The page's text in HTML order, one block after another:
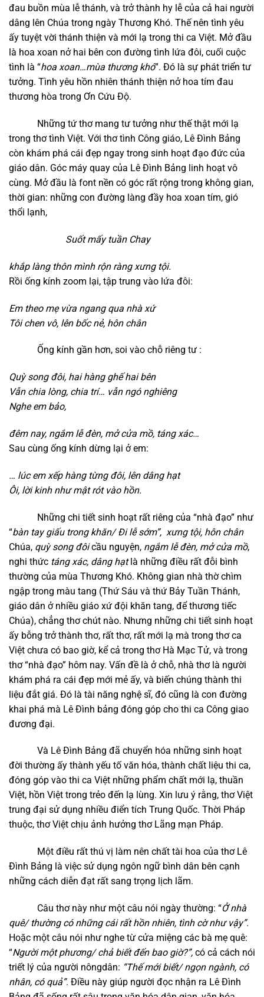
đau buồn mùa lễ thánh, và trở thành hy lễ của cả hai người
dâng lên Chúa trong ngày Thương Khó. Thế nên tình yêu
ấy tuyệt vời thánh thiện và mới lạ trong thi ca Việt. Mở đầu
là hoa xoan nở hai bên con đường tình lứa đôi, cuối cuộc
tình là “hoa xoan…mùa thương khó”. Đó là sự phát triển tư
tưởng. Tình yêu hồn nhiên thánh thiện nở hoa tím đau
thương hòa trong Ơn Cứu Độ.
Những tứ thơ mang tư tưởng như thế thật mới lạ
trong thơ tình Việt. Với thơ tình Công giáo, Lê Đình Bảng
còn khám phá cái đẹp ngay trong sinh hoạt đạo đức của
giáo dân. Góc máy quay của Lê Đình Bảng linh hoạt vô
cùng. Mở đầu là font nền có góc rất rộng trong không gian,
thời gian: những con đường làng đầy hoa xoan tím, gió
thổi lạnh,
Suốt mấy tuần Chay
khắp làng thôn mình rộn ràng xưng tội.
Rồi ống kính zoom lại, tập trung vào lứa đôi:
Em theo mẹ vừa ngang qua nhà xứ
Tôi chen vô, lên bốc nẻ, hôn chân
Ống kính gần hơn, soi vào chỗ riêng tư :
Quỳ song đôi, hai hàng ghế hai bên
Vẫn chia lòng, chia trí… vẫn ngó nghiêng
Nghe em bảo,
đêm nay, ngắm lễ đèn, mở cửa mồ, táng xác…
Sau cùng ống kính dừng lại ở em:
… lúc em xếp hàng từng đôi, lên dâng hạt
Ôi, lời kinh như mật rót vào hồn.
Những chi tiết sinh hoạt rất riêng của “nhà đạo” như
“bàn tay giấu trong khăn/ Đi lễ sớm”, xưng tội, hôn chân
Chúa, quỳ song đôicầu nguyện, ngắm lễ đèn, mở cửa mồ,
nghi thức táng xác, dâng hạtlà những điều rất đỗi bình
thường của mùa Thương Khó. Không gian nhà thờ chìm
ngập trong màu tang (Thứ Sáu và thứ Bảy Tuần Thánh,
giáo dân ở nhiều giáo xứ đội khăn tang, để thương tiếc
Chúa), chẳng thơ chút nào. Nhưng những chi tiết sinh hoạt
ấy bỗng trở thành thơ, rất thơ, rất mới lạ mà trong thơ ca
Việt chưa có bao giờ, kể cả trong thơ Hà Mạc Tử, và trong
thơ “nhà đạo” hôm nay. Vấn đề là ở chỗ, nhà thơ là người
khám phá ra cái đẹp mới mẻ ấy, và biến chúng thành thi
liệu đắt giá. Đó là tài năng nghệ sĩ, đó cũng là con đường
khai phá mà Lê Đình bảng đóng góp cho thi ca Công giao
đương đại.
Và Lê Đình Bảng đã chuyển hóa những sinh hoạt
đời thường ấy thành yếu tố văn hóa, thành chất liệu thi ca,
đóng góp vào thi ca Việt những phẩm chất mới lạ, thuần
Việt, hồn Việt trong trẻo đến lạ lùng. Xin lưu ý rằng, thơ Việt
trung đại sử dụng nhiều điển tích Trung Quốc. Thời Pháp
thuộc, thơ Việt chịu ảnh hưởng thơ Lãng mạn Pháp.
Một điều rất thú vị làm nên chất tài hoa của thơ Lê
Đình Bảng là việc sử dụng ngôn ngữ bình dân bên cạnh
những cách diễn đạt rất sang trọng lịch lãm.
Câu thơ này như một câu nói ngày thường: “Ở nhà
quê/ thường có những cái rất hồn nhiên, tình cờ như vậy”.
Hoặc một câu nói như nghe từ cửa miệng các bà mẹ quê:
“Người một phương/chả biết đến bao giờ?”, có cả cách nói
triết lý của người nôngdân: “Thế mới biết/ngọn ngành, có
nhân, có quả”. Điều này giúp người đọc nhận ra Lê Đình